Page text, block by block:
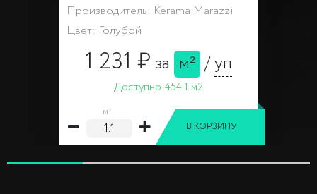
Производитель: Kerama Marazzi
Цвет: Голубой
1 231 ₽за м² /уп
Доступно:454.1 м2
м²
В КОРЗИНУ